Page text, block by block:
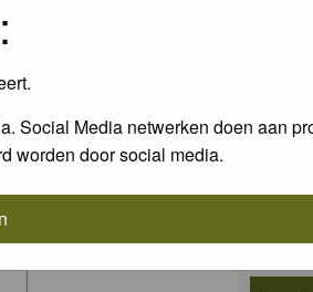
Social Media netwerken doen aan
worden door social media.
anderen